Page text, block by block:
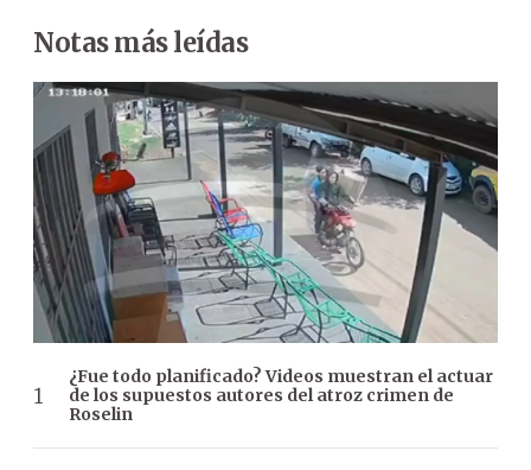
Notas más leídas
¿Fue todo planificado? Videos muestran el actuar
de los supuestos autores del atroz crimen de
Roselin